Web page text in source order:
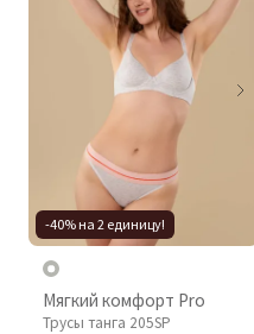
-40% на 2 единицу!
Мягкий комфорт Pro
Трусы танга 205SP